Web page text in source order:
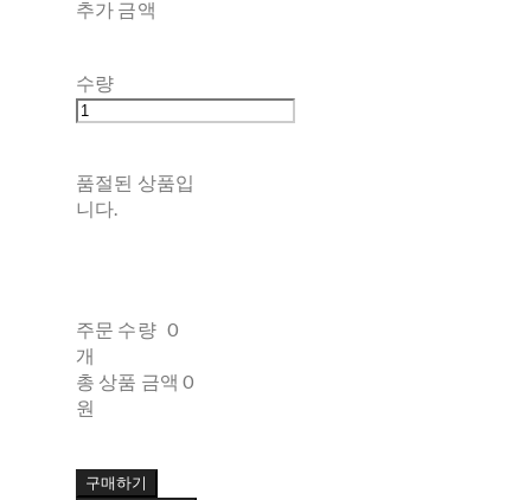
추가 금액
수량
품절된 상품입
니다.
주문 수량 0
개
총 상품 금액 0
원
구매하기